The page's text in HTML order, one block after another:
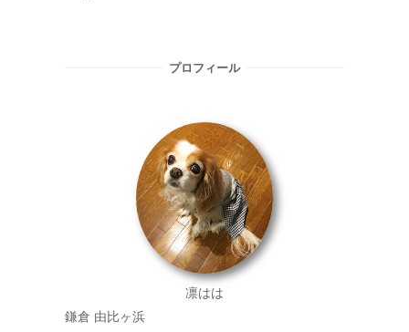
プロフィール
凛はは
鎌倉 由比ヶ浜